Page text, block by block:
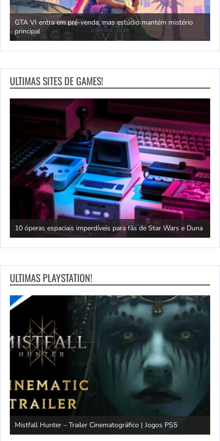
GTA VI entra em pré-venda, mas estúdio mantém mistério
principal
ULTIMAS SITES DE GAMES!
10 óperas espaciais imperdíveis para fãs de Star Wars e Duna
ULTIMAS PLAYSTATION!
Mistfall Hunter – Trailer Cinematográfico | Jogos PS5